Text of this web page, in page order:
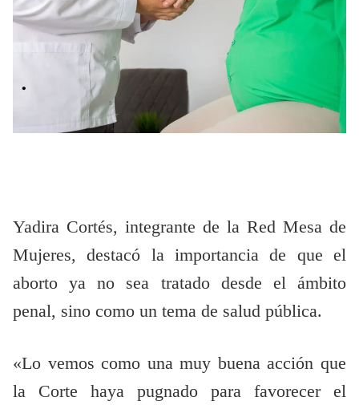
Yadira Cortés, integrante de la Red Mesa de
Mujeres, destacó la importancia de que el
aborto ya no sea tratado desde el ámbito
penal, sino como un tema de salud pública.
«Lo vemos como una muy buena acción que
la Corte haya pugnado para favorecer el